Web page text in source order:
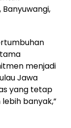
menjadi
Jawa
yang tetap
banyak,”